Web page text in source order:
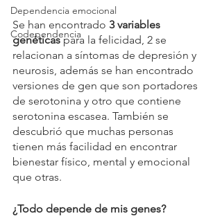
Dependencia emocional
Codependencia
Se han encontrado 3 variables
genéticas para la felicidad, 2 se
relacionan a síntomas de depresión y
neurosis, además se han encontrado
versiones de gen que son portadores
de serotonina y otro que contiene
serotonina escasea. También se
descubrió que muchas personas
tienen más facilidad en encontrar
bienestar físico, mental y emocional
que otras.
¿Todo depende de mis genes?